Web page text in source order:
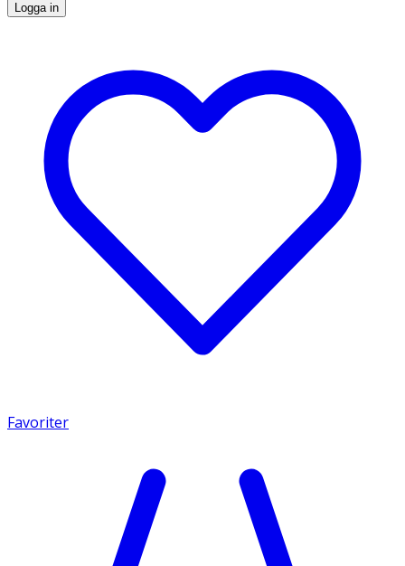
Logga in
Favoriter